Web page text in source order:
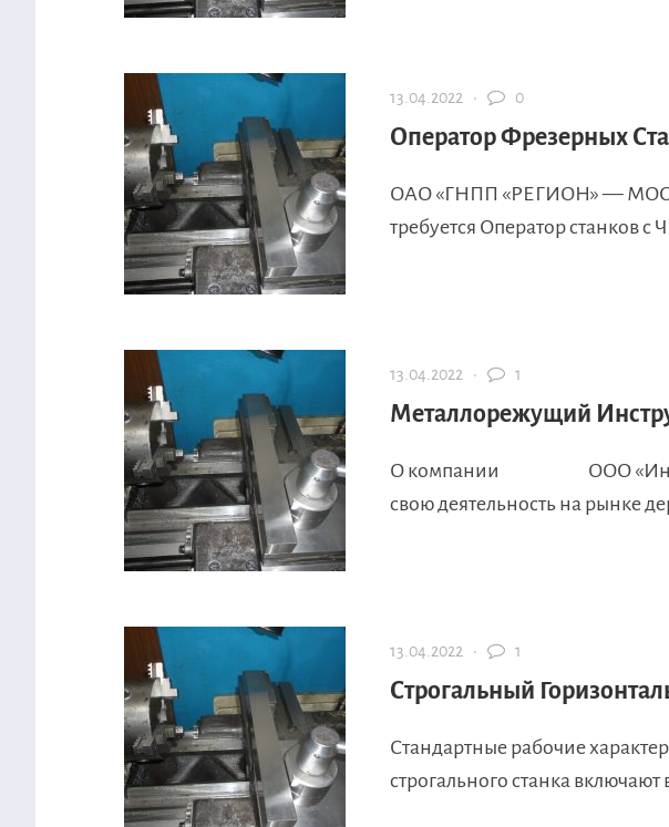
13.04.2022 · 0
Оператор Фрезерных
ОАО «ГНПП «РЕГИОН» —
требуется Оператор станков
13.04.2022 · 1
Металлорежущий
О компании ООО
свою деятельность на рынке
13.04.2022 · 1
Строгальный
Стандартные рабочие
строгального станка включают